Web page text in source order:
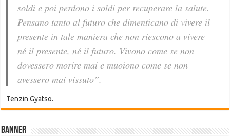
soldi e poi perdono i soldi per recuperare la salute.
Pensano tanto al futuro che dimenticano di vivere il
presente in tale maniera che non riescono a vivere
né il presente, né il futuro. Vivono come se non
dovessero morire mai e muoiono come se non
avessero mai vissuto”.
Tenzin Gyatso.
Banner